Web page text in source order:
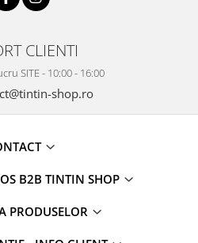
CLIENTI
SITE - 10:00 - 16:00
shop.ro
B2B TINTIN SHOP
PRODUSELOR